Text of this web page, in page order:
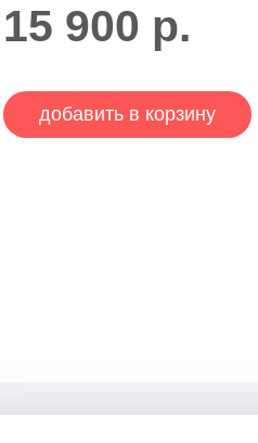
15 900 р.
добавить в корзину